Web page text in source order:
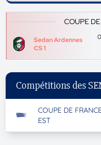
COUPE
Sedan Ardennes
CS 1
Compétitions des
COUPE DE
EST